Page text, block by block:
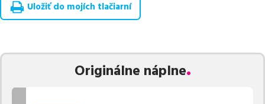
Celá táto certifikovaná ponuka, spĺňajúca normy ISO 9001 a 14001,
Vieme, že pri nákupe zohráva dôležitú úlohu aj dostupnosť. Preto
pravidelne naskladňovať produkty, aby boli ihneď k
dispozícii na odoslanie.
Uložiť do mojích tlačiarní
Originálne náplne